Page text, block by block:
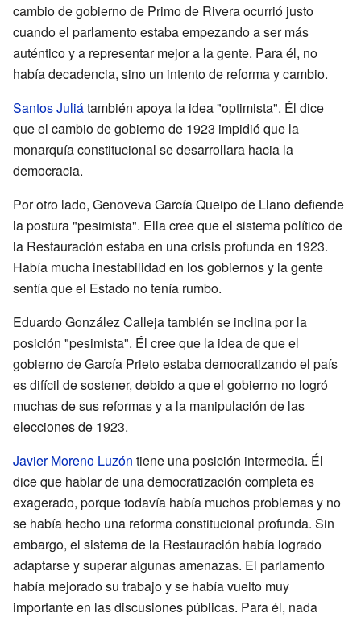
cambio de gobierno de Primo de Rivera ocurrió justo
cuando el parlamento estaba empezando a ser más
auténtico y a representar mejor a la gente. Para él, no
había decadencia, sino un intento de reforma y cambio.
Santos Juliátambién apoya la idea "optimista". Él dice
que el cambio de gobierno de 1923 impidió que la
monarquía constitucional se desarrollara hacia la
democracia.
Por otro lado, Genoveva García Queipo de Llano defiende
la postura "pesimista". Ella cree que el sistema político de
la Restauración estaba en una crisis profunda en 1923.
Había mucha inestabilidad en los gobiernos y la gente
sentía que el Estado no tenía rumbo.
Eduardo González Calleja también se inclina por la
posición "pesimista". Él cree que la idea de que el
gobierno de García Prieto estaba democratizando el país
es difícil de sostener, debido a que el gobierno no logró
muchas de sus reformas y a la manipulación de las
elecciones de 1923.
Javier Moreno Luzón tiene una posición intermedia. Él
dice que hablar de una democratización completa es
exagerado, porque todavía había muchos problemas y no
se había hecho una reforma constitucional profunda. Sin
embargo, el sistema de la Restauración había logrado
adaptarse y superar algunas amenazas. El parlamento
había mejorado su trabajo y se había vuelto muy
importante en las discusiones públicas. Para él, nada